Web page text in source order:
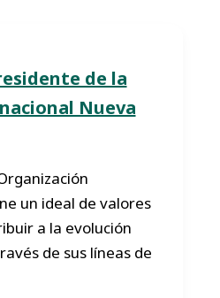
de la
Nueva
un ideal de valores
a la evolución
de sus líneas de